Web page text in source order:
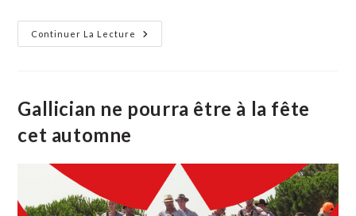
Continuer La Lecture
Le
Moulin
Gallician ne pourra être à la fête
cet automne